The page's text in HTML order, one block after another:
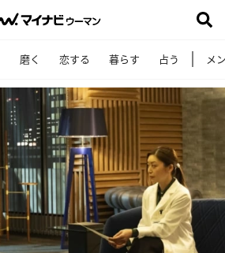
磨く 恋する 暮らす 占う メ